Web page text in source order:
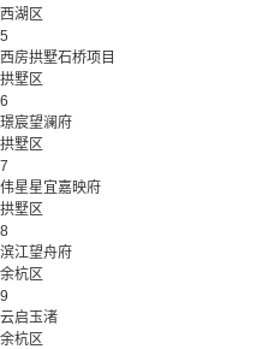
西湖区
5
西房拱墅石桥项目
拱墅区
6
璟宸望澜府
拱墅区
7
伟星星宜嘉映府
拱墅区
8
滨江望舟府
余杭区
9
云启玉渚
余杭区